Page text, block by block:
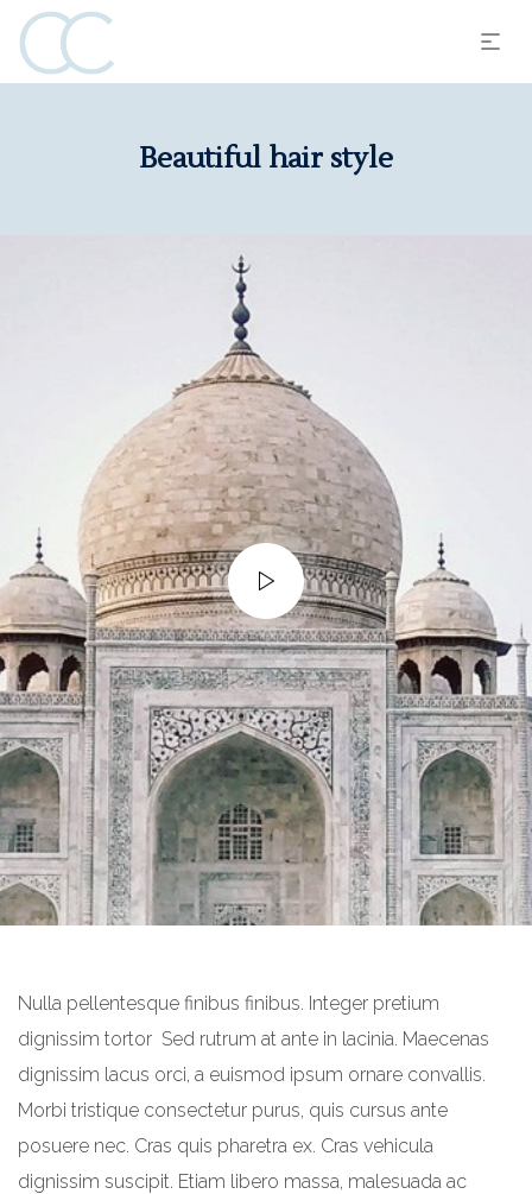
Beautiful hair style
Nulla pellentesque finibus finibus. Integer pretium
dignissim tortor Sed rutrum at ante in lacinia. Maecenas
dignissim lacus orci, a euismod ipsum ornare convallis.
Morbi tristique consectetur purus, quis cursus ante
posuere nec. Cras quis pharetra ex. Cras vehicula
dignissim suscipit. Etiam libero massa, malesuada ac